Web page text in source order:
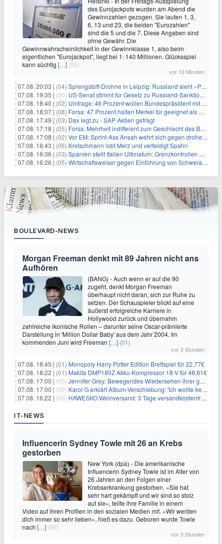
des Eurojackpots wurden am Abend die
Gewinnzahlen gezogen. Sie lauten 1, 3,
6, 13 und 23, die beiden "Eurozahlen"
sind die 5 und die 7. Diese Angaben sind
ohne Gewähr. Die
Gewinnwahrscheinlichkeit in der Gewinnklasse 1, also beim
eigentlichen "Eurojackpot", liegt bei 1: 140 Millionen. Glücksspiel
kann süchtig […] (00)
vor 13 Minuten
07.08. 20:03 | (04) Sprengstoff-Drohne in Leipzig: Russland sieht «Provokation»
07.08. 19:35 | (00) US-Senat stimmt für Gesetz zu Russland-Sanktionen
07.08. 18:40 | (02) Umfrage: 46 Prozent wollen Bundespräsident mit Politik-Erfahrung
07.08. 18:07 | (08) Forsa: 47 Prozent halten Merkel für geeignet als Bundespräsidentin
07.08. 17:49 | (03) Dax legt zu - SAP-Aktien gefragt
07.08. 17:18 | (05) Forsa: Mehrheit indifferent zum Geschlecht des Bundespräsidenten
07.08. 17:08 | (02) Vor EM: Sprint-Ass Ansah wehrt sich gegen drohende Sperre
07.08. 16:43 | (06) Kretschmann lobt Merz und verteidigt Spahn
07.08. 16:36 | (03) Spanien stellt Italien Ultimatum: Grenzkontrollen beenden
07.08. 16:26 | (05) Wirtschaftsweiser gegen Einführung von Schwerarbeiter-Rente
BOULEVARD-NEWS
Morgan Freeman denkt mit 89 Jahren nicht ans
Aufhören
(BANG) - Auch wenn er auf die 90
zugeht, denkt Morgan Freeman
überhaupt nicht daran, sich zur Ruhe zu
setzen. Der Schauspieler blickt auf eine
äußerst erfolgreiche Karriere in
Hollywood zurück und übernahm
zahlreiche ikonische Rollen – darunter seine Oscar-prämierte
Darstellung in 'Million Dollar Baby' aus dem Jahr 2004. Im
kommenden Juni wird Freeman […] (01)
vor 3 Stunden
07.08. 18:45 | (01) Monopoly Harry Potter Edition Brettspiel für 22,77€
07.08. 18:22 | (01) Makita DMP180Z Akku-Kompressor 18 V für 48,61€
07.08. 17:00 | (00) Jennifer Grey: Bewegendes Wiedersehen ihrer geschiedenen Eltern kurz vor dem Tod ihrer Mutter
07.08. 17:00 | (00) Karol G erklärt Album-Verschiebung: 'Ich wollte keine persönliche Situation ausnutzen'
07.08. 16:22 | (00) HAWESKO Weinversand: 3 Tage versandkostenfrei bestellen (MBW 25€)
IT-NEWS
Influencerin Sydney Towle mit 26 an Krebs
gestorben
New York (dpa) - Die amerikanische
Influencerin Sydney Towle ist im Alter von
26 Jahren an den Folgen einer
Krebserkrankung gestorben. «Sie hat
sehr hart gekämpft und wir sind so stolz
auf sie», teilte ihre Familie in einem
Video auf ihren Profilen in den sozialen Medien mit. «Wir werden
dich immer so sehr lieben», hieß es dazu. Geboren wurde Towle
nach […] (00)
vor 3 Stunden